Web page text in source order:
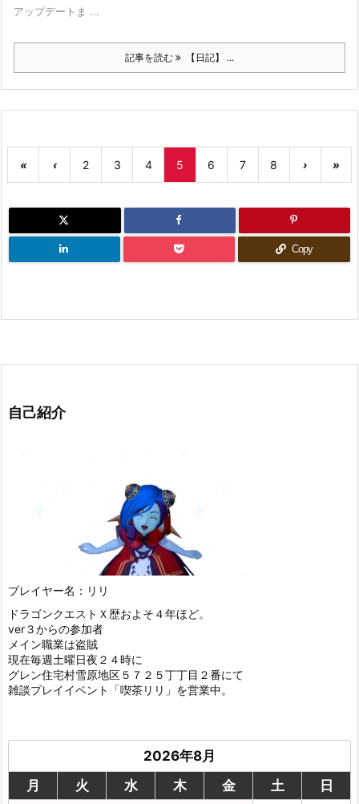
アップデートま ...
記事を読む 【日記】 ...
« ‹ 2 3 4 5 6 7 8 › »
Copy
自己紹介
プレイヤー名：リリ
ドラゴンクエストＸ歴およそ４年ほど。
ver３からの参加者
メイン職業は盗賊
現在毎週土曜日夜２４時に
グレン住宅村雪原地区５７２５丁丁目２番にて
雑談プレイイベント「喫茶リリ」を営業中。
2026年8月
月
火 水 木 金 土
日